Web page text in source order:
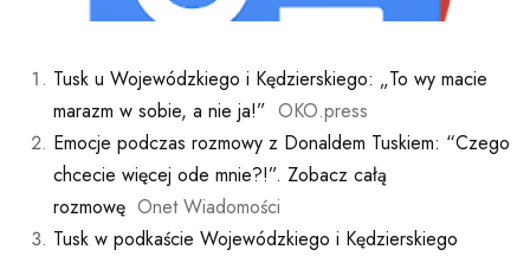
Tusk u Wojewódzkiego i Kędzierskiego: „To wy macie
marazm w sobie, a nie ja!” OKO.press
Emocje podczas rozmowy z Donaldem Tuskiem: “Czego
chcecie więcej ode mnie?!”. Zobacz całą
rozmowę Onet Wiadomości
Tusk w podkaście Wojewódzkiego i Kędzierskiego